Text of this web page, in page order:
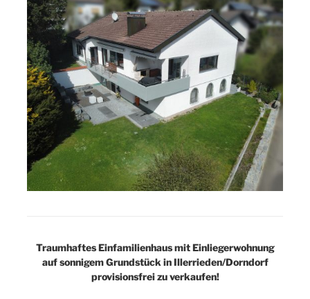
Traumhaftes Einfamilienhaus mit Einliegerwohnung
auf sonnigem Grundstück in Illerrieden/Dorndorf
provisionsfrei zu verkaufen!